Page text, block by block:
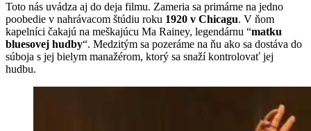
Toto nás uvádza aj do deja filmu. Zameria sa primárne na jedno
poobedie v nahrávacom štúdiu roku 1920 v Chicagu. V ňom
kapelníci čakajú na meškajúcu Ma Rainey, legendárnu “matku
bluesovej hudby“. Medzitým sa pozeráme na ňu ako sa dostáva do
súboja s jej bielym manažérom, ktorý sa snaží kontrolovať jej
hudbu.